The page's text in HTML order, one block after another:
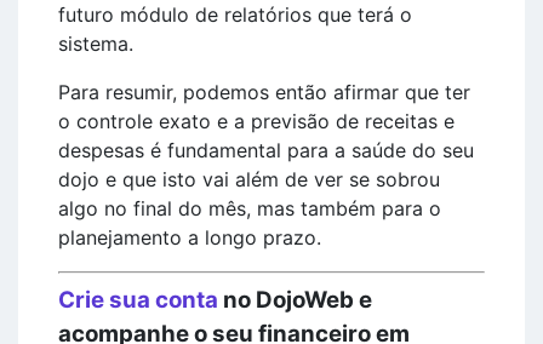
futuro módulo de relatórios que terá o
sistema.
Para resumir, podemos então afirmar que ter
o controle exato e a previsão de receitas e
despesas é fundamental para a saúde do seu
dojo e que isto vai além de ver se sobrou
algo no final do mês, mas também para o
planejamento a longo prazo.
Crie sua conta no DojoWeb e
acompanhe o seu financeiro em